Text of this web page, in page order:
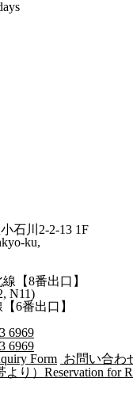
石川2-2-13 1F
ku,
【8番出口】
N11)
6番出口】
6969
6969
Form お問い合わ
り） Reservation for